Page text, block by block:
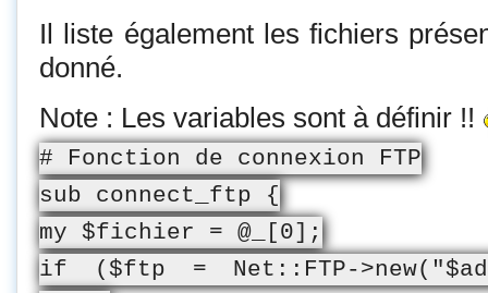
Il liste également les fichiers
donné.
Note : Les variables sont à définir !!
# Fonction de connexion FTP
sub connect_ftp {
my $fichier = @_[0];
if ($ftp = Net::FTP-